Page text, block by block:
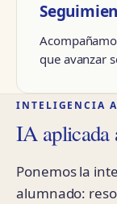
que avanzar
INTELIGENCIA
IA aplicada
Ponemos la
alumnado: